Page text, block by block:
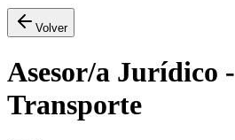
Volver
Asesor/a Jurídico
Transporte